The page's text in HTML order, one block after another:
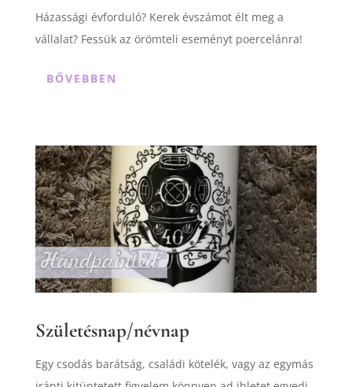
Házassági évforduló? Kerek évszámot élt meg a
vállalat? Fessük az örömteli eseményt poercelánra!
BŐVEBBEN
Születésnap/névnap
Egy csodás barátság, családi kötelék, vagy az egymás